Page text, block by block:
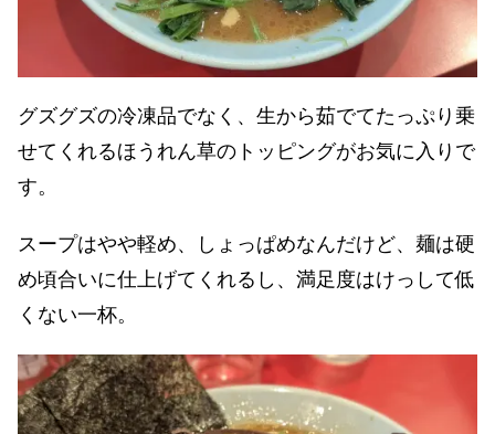
グズグズの冷凍品でなく、生から茹でてたっぷり乗
せてくれるほうれん草のトッピングがお気に入りで
す。
スープはやや軽め、しょっぱめなんだけど、麺は硬
め頃合いに仕上げてくれるし、満足度はけっして低
くない一杯。